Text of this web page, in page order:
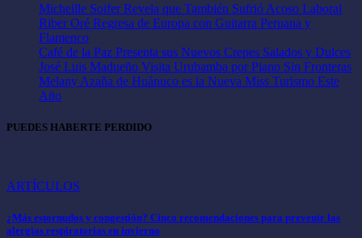
Micheille Soifer Revela que También Sufrió Acoso Laboral
Riber Oré Regresa de Europa con Guitarra Peruana y
Flamenco
Café de la Paz Presenta sus Nuevos Crepes Salados y Dulces
José Luis Madueño Visita Urubamba por Piano Sin Fronteras
Melany Azaña de Huánuco es la Nueva Miss Turismo Este
Año
PUEDES HABERTE PERDIDO
ARTÍCULOS
¿Más estornudos y congestión? Cinco recomendaciones para prevenir las
alergias respiratorias en invierno